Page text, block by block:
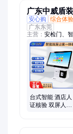
广东中威盾
安心购
综合体
广东东莞
主营： 安检门、
金属异物检测机
机、手机安检门
车底检查系统、
金属探测安检门
检门安检设备、
台式智能 酒店人
证核验 双屏人脸